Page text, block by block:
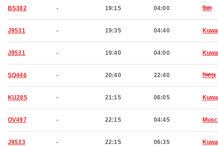
BS382 - 19:15 04:00 রিয়াদ
J9531 - 19:35 04:40
J9531 - 19:40 04:00
SQ446 - 20:40 22:40 সিঙ্গাপুর
KU285 - 21:15 06:05
OV497 - 22:15 04:45
J9533 - 22:15 06:35